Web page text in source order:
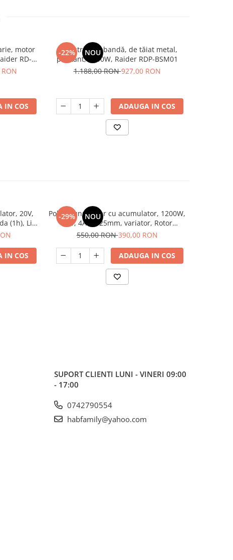
motor
RD-
IN COS
-22% NOU
Fierăstrău cu bandă, de tăiat metal,
pivotant, 1200W, Raider RDP-BSM01
1.188,00 RON927,00 RON
ADAUGA IN COS
20V,
(1h), Li-
IN COS
-29% NOU
Polizor unghiular cu acumulator, 1200W,
21V, 4Ah, 125mm, variator, Rotor
RBA1200
550,00 RON390,00 RON
ADAUGA IN COS
SUPORT CLIENTI LUNI - VINERI 09:00
- 17:00
0742790554
habfamily@yahoo.com